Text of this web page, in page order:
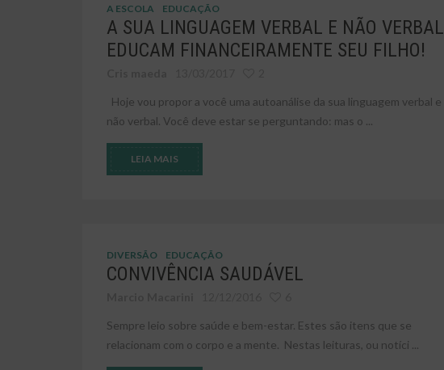
A ESCOLA EDUCAÇÃO
A SUA LINGUAGEM VERBAL E NÃO VERBAL
EDUCAM FINANCEIRAMENTE SEU FILHO!
Hoje vou propor a você uma autoanálise da sua linguagem verbal e
não verbal. Você deve estar se perguntando: mas o ...
LEIA MAIS
DIVERSÃO EDUCAÇÃO
CONVIVÊNCIA SAUDÁVEL
Sempre leio sobre saúde e bem-estar. Estes são itens que se
relacionam com o corpo e a mente. Nestas leituras, ou notíci ...